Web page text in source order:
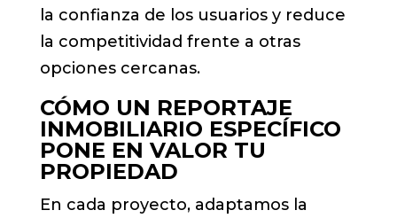
la confianza de los usuarios y reduce
la competitividad frente a otras
opciones cercanas.
CÓMO UN REPORTAJE
INMOBILIARIO ESPECÍFICO
PONE EN VALOR TU
PROPIEDAD
En cada proyecto, adaptamos la